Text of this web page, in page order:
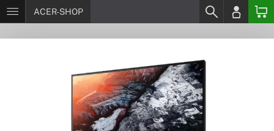
ACER-SHOP